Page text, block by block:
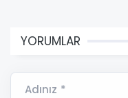
YORUMLAR
Adınız *